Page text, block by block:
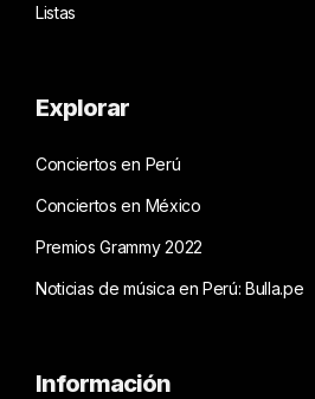
Listas
Explorar
Conciertos en Perú
Conciertos en México
Premios Grammy 2022
Noticias de música en Perú: Bulla.pe
Información